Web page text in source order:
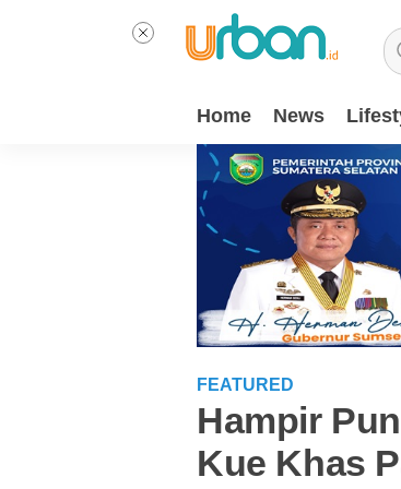
Home News
FEATURED
Hampir
Kue Khas